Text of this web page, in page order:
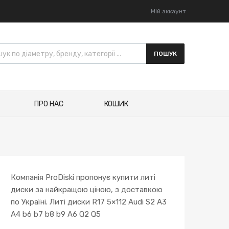
Мій аккаунт
товарів
ПОШУК
ПРО НАС КОШИК
Компанія ProDiski пропонує купити литі
диски за найкращою ціною, з доставкою
по Україні. Литі диски R17 5×112 Audi S2 A3
A4 b6 b7 b8 b9 A6 Q2 Q5